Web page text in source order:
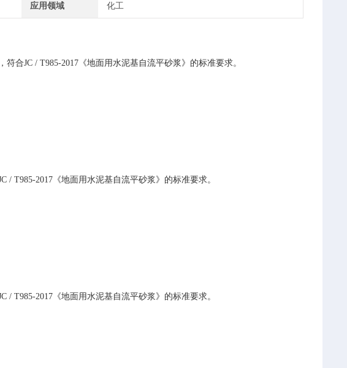
应用领域 化工
符合JC / T985-2017 《地面用水泥基自流平砂浆》的标准要求。
/ T985-2017 《地面用水泥基自流平砂浆》的标准要求。
/ T985-2017 《地面用水泥基自流平砂浆》的标准要求。